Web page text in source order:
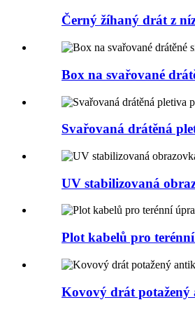
Černý žíhaný drát z
Box na svařované
Svařovaná drátěná
UV stabilizovaná
Plot kabelů pro
Kovový drát potažený